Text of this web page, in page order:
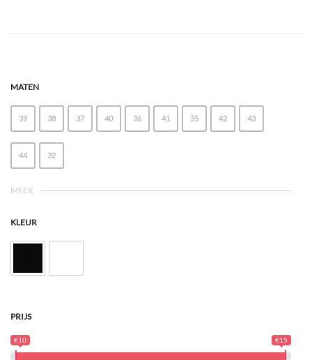
MATEN
39 38 37 40 36 41 35 42 43
44 32
MEER
KLEUR
PRIJS
€10 €15